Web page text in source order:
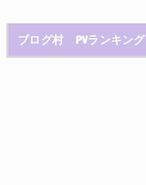
ブログ村 PVランキング